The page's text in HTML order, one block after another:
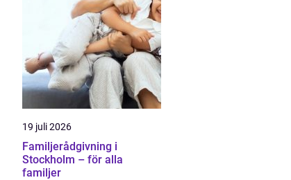
19 juli 2026
Familjerådgivning i
Stockholm – för alla
familjer